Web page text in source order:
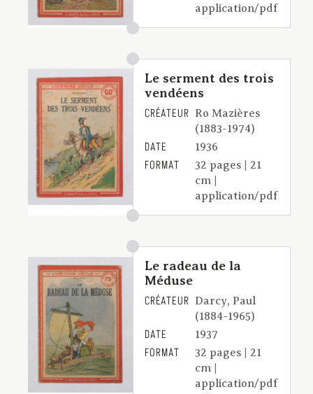
application/pdf
Le serment des trois
vendéens
CRÉATEUR Ro Mazières
(1883-1974)
DATE 1936
FORMAT
32 pages | 21
cm |
application/pdf
Le radeau de la
Méduse
CRÉATEUR Darcy, Paul
(1884-1965)
DATE 1937
FORMAT
32 pages | 21
cm |
application/pdf